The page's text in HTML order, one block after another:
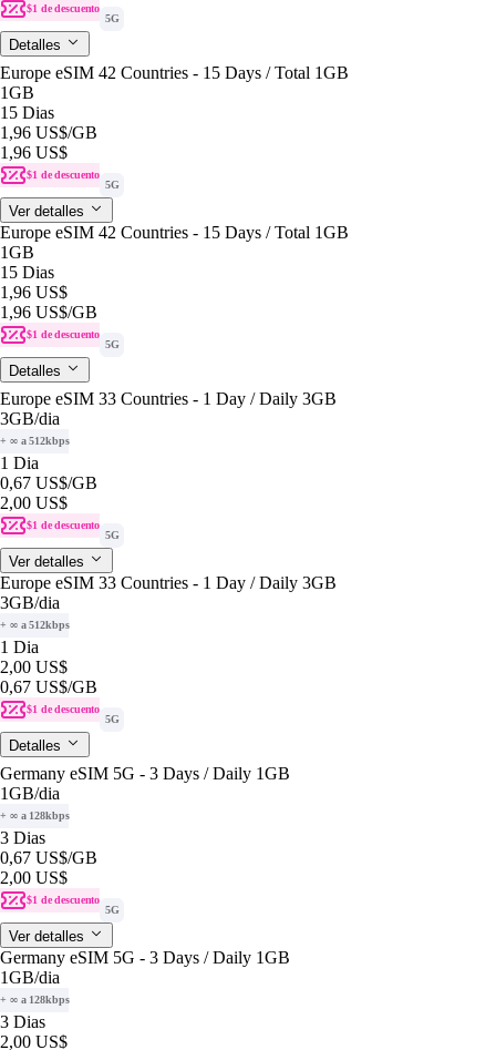
$1 de descuento
5G
Detalles
Europe eSIM 42 Countries - 15 Days / Total 1GB
1GB
15 Dias
1,96 US$/GB
1,96 US$
$1 de descuento
5G
Ver detalles
Europe eSIM 42 Countries - 15 Days / Total 1GB
1GB
15 Dias
1,96 US$
1,96 US$/GB
$1 de descuento
5G
Detalles
Europe eSIM 33 Countries - 1 Day / Daily 3GB
3GB/dia
+ ∞ a 512kbps
1 Dia
0,67 US$/GB
2,00 US$
$1 de descuento
5G
Ver detalles
Europe eSIM 33 Countries - 1 Day / Daily 3GB
3GB/dia
+ ∞ a 512kbps
1 Dia
2,00 US$
0,67 US$/GB
$1 de descuento
5G
Detalles
Germany eSIM 5G - 3 Days / Daily 1GB
1GB/dia
+ ∞ a 128kbps
3 Dias
0,67 US$/GB
2,00 US$
$1 de descuento
5G
Ver detalles
Germany eSIM 5G - 3 Days / Daily 1GB
1GB/dia
+ ∞ a 128kbps
3 Dias
2,00 US$